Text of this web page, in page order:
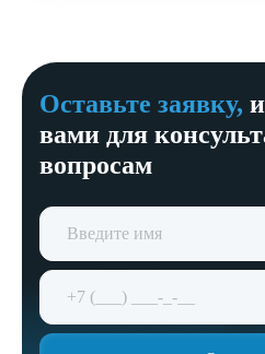
Оставьте заявку,
вами для
вопросам